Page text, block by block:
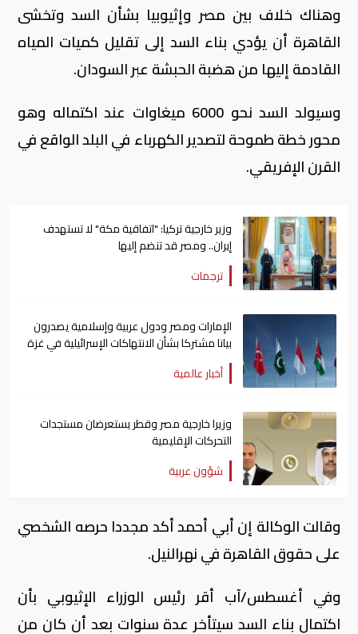
وهناك خلاف بين مصر وإثيوبيا بشأن السد وتخشى
القاهرة أن يؤدي بناء السد إلى تقليل كميات المياه
القادمة إليها من هضبة الحبشة عبر السودان.
وسيولد السد نحو 6000 ميغاوات عند اكتماله وهو
محور خطة طموحة لتصدير الكهرباء في البلد الواقع في
القرن الإفريقي.
وزير خارجية تركيا: "اتفاقية مكة" لا تستهدف
إيران.. ومصر قد تنضم إليها
ترجمات
الإمارات ومصر ودول عربية وإسلامية يصدرون
بيانا مشتركا بشأن الانتهاكات الإسرائيلية في غزة
أخبار عالمية
وزيرا خارجية مصر وقطر يستعرضان مستجدات
التحركات الإقليمية
شؤون عربية
وقالت الوكالة إن أبي أحمد أكد مجددا حرصه الشخصي
على حقوق القاهرة في نهرالنيل.
وفي أغسطس/آب أقر رئيس الوزراء الإثيوبي بأن
اكتمال بناء السد سيتأخر عدة سنوات بعد أن كان من